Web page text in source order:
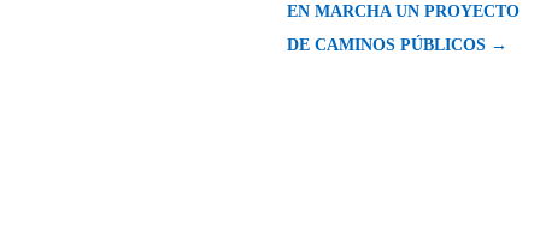
EN MARCHA UN PROYECTO
DE CAMINOS PÚBLICOS →